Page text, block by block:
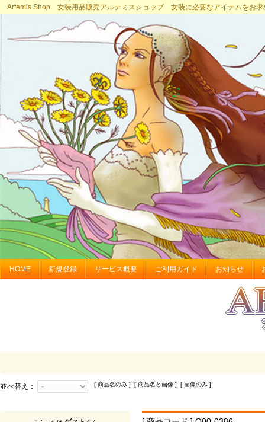
Artemis Shop 女装用品販売アルテミスショップ 女装に必要なアイテムをお求
HOME 新規登録 サービス概要 ご利用ガイド お知らせ
並べ替え： [ 商品名のみ ] [ 商品名と画像 ] [ 画像のみ ]